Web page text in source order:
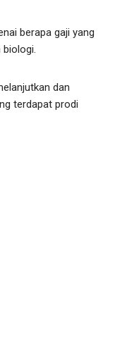
berapa gaji yang
biologi.
dan
terdapat prodi